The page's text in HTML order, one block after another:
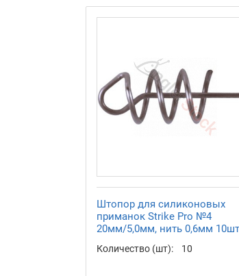
Штопор для силиконовых
приманок Strike Pro №4
20мм/5,0мм, нить 0,6мм
Количество (шт): 10